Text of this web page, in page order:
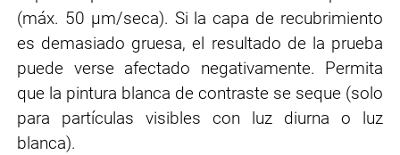
(máx. 50 μm/seca). Si la capa de recubrimiento
es demasiado gruesa, el resultado de la prueba
puede verse afectado negativamente. Permita
que la pintura blanca de contraste se seque (solo
para partículas visibles con luz diurna o luz
blanca).